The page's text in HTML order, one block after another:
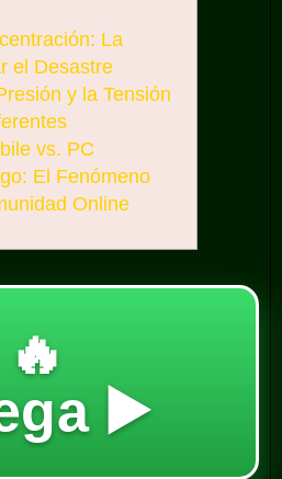
La
el Desastre
y la Tensión
vs. PC
El Fenómeno
Online
🔥
▶️